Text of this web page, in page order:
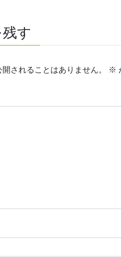
す
されることはありません。 ※